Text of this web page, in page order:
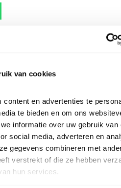
van cookies
content en advertenties te
te bieden en om ons
informatie over uw gebruik van
social media, adverteren en
gegevens combineren met
verstrekt of die ze hebben
hun services.
EN EEN